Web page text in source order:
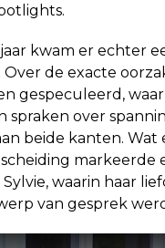
kwam er echter
de exacte
gespeculeerd,
spraken over
beide kanten. Wat
markeerde
waarin haar
van gesprek